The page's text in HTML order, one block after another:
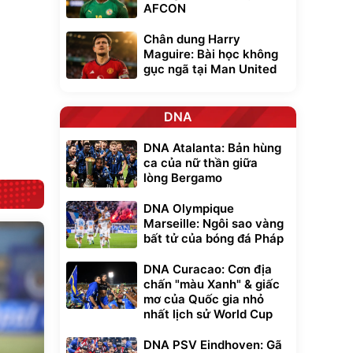
Bạt phủ xe ô tô
cao cấp, tráng
325.000đ
Đã bán nhiều
Xe đạp điện trợ
lực G-Force C14
7.092.000đ
Đang xem nhiều
G-FORCE VIETNA
AFCON
Chân dung Harry
Maguire: Bài học không
gục ngã tại Man United
DNA
DNA Atalanta: Bản hùng
ca của nữ thần giữa
lòng Bergamo
DNA Olympique
Marseille: Ngôi sao vàng
bất tử của bóng đá Pháp
DNA Curacao: Cơn địa
chấn "màu Xanh" & giấc
mơ của Quốc gia nhỏ
nhất lịch sử World Cup
DNA PSV Eindhoven: Gã